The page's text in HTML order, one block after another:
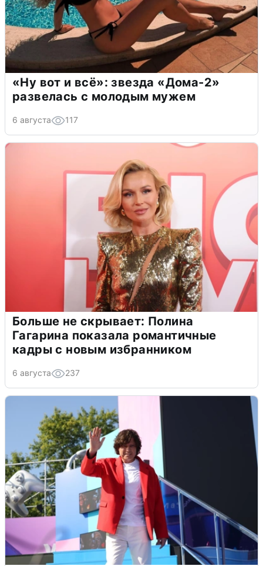
«Ну вот и всё»: звезда «Дома-2»
развелась с молодым мужем
6 августа 117
Больше не скрывает: Полина
Гагарина показала романтичные
кадры с новым избранником
6 августа 237